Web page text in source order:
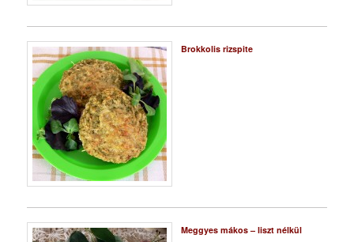
Brokkolis rizspite
Meggyes mákos – liszt nélkül